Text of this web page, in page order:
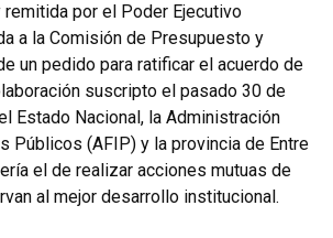
por el Poder Ejecutivo
a la Comisión de Presupuesto y
un pedido para ratificar el acuerdo de
suscripto el pasado 30 de
Estado Nacional, la Administración
Públicos (AFIP) y la provincia de Entre
el de realizar acciones mutuas de
al mejor desarrollo institucional.